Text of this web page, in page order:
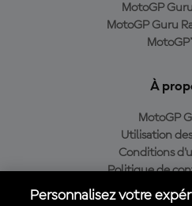
MotoGP
MotoGP Guru
À
MotoGP
Utilisation
Conditions
Politique de
Politique
Personnalisez votre